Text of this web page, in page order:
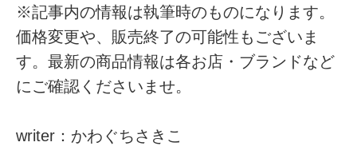
※記事内の情報は執筆時のものになります。
価格変更や、販売終了の可能性もございま
す。最新の商品情報は各お店・ブランドなど
にご確認くださいませ。
writer：かわぐちさきこ